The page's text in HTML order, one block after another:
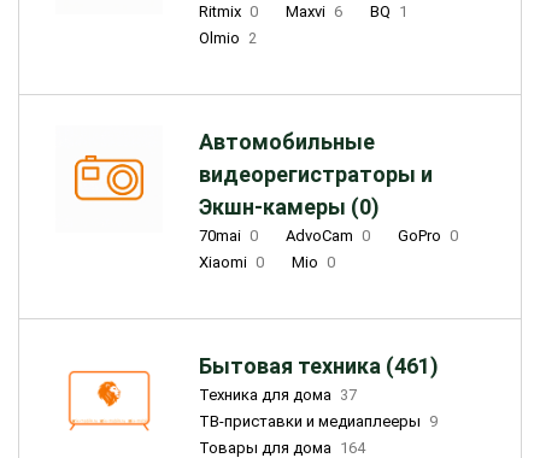
Ritmix 0 Maxvi 6 BQ 1
Olmio 2
Автомобильные
видеорегистраторы и
Экшн-камеры (0)
70mai 0 AdvoCam 0 GoPro 0
Xiaomi 0 Mio 0
Бытовая техника (461)
Техника для дома 37
ТВ-приставки и медиаплееры 9
Товары для дома 164